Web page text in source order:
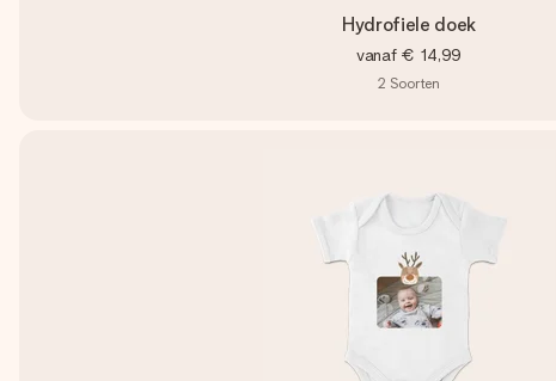
Hydrofiele doek
vanaf € 14,99
2 Soorten